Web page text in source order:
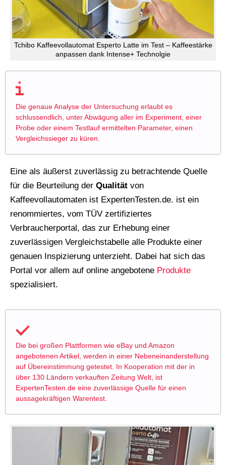
Tchibo Kaffeevollautomat Esperto Latte im Test – Kaffeestärke
anpassen dank Intense+ Technolgie
Die genaue Analyse der Untersuchung erlaubt es
schlussendlich, unter Abwägung aller im Experiment, einer
Probe oder einem Testlauf ermittelten Parameter, einen
Vergleichssieger zu küren.
Eine als äußerst zuverlässig zu betrachtende Quelle
für die Beurteilung der Qualität von
Kaffeevollautomaten ist ExpertenTesten.de. ist ein
renommiertes, vom TÜV zertifiziertes
Verbraucherportal, das zur Erhebung einer
zuverlässigen Vergleichstabelle alle Produkte einer
genauen Inspizierung unterzieht. Dabei hat sich das
Portal vor allem auf online angebotene Produkte
spezialisiert.
Die bei großen Plattformen wie eBay und Amazon
angebotenen Artikel, werden in einer Nebeneinanderstellung
auf Übereinstimmung getestet. In Kooperation mit der in
über 130 Ländern verkauften Zeitung Welt, ist
ExpertenTesten.de eine zuverlässige Quelle für einen
aussagekräftigen Warentest.